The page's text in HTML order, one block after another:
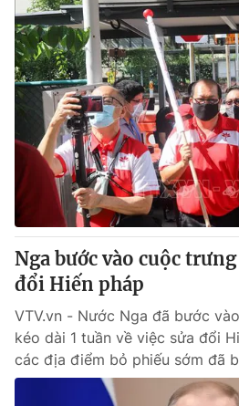
Nga bước vào cuộc
đổi Hiến pháp
VTV.vn - Nước Nga đã bước
kéo dài 1 tuần về việc sửa đổi
các địa điểm bỏ phiếu sớm đã